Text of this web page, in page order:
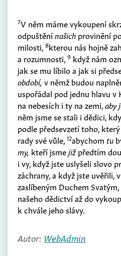
7V něm máme vykoupení
odpuštěnínašich provinění
milosti, 8kterou nás hojně
a rozumnosti, 9 když nám
jak se mu líbilo a jak si
období, v němž budou
uspořádal pod jednu hlavu v
na nebesích i ty na zemi,aby
něm jsme se stali i dědici,
podle předsevzetí toho,
rady své vůle, 12abychom tu
my, kteří jsmejižpředtím
i vy, když jste uslyšeli slovo
záchrany, a když jste uvěřili,
zaslíbeným Duchem Svatým,
našeho dědictví až do
k chvále jeho slávy.
Autor: WebAdmin